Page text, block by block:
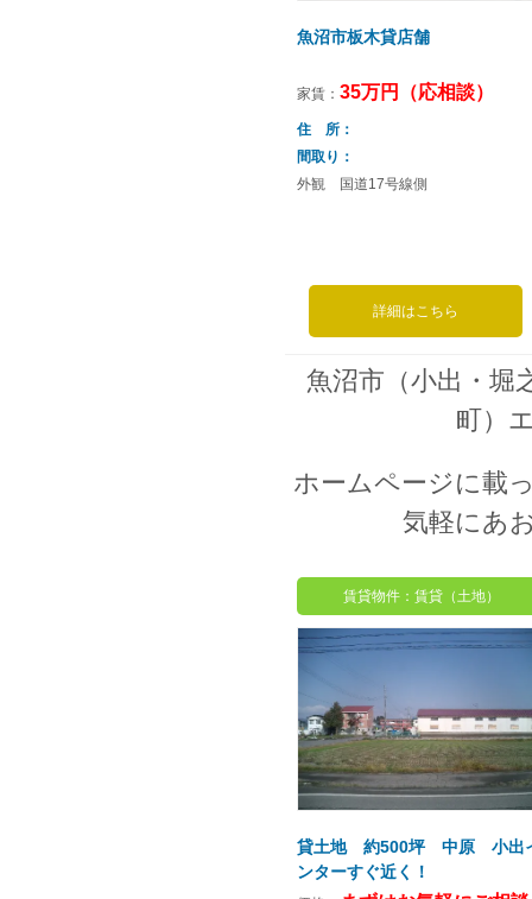
魚沼市板木貸店舗
家賃： 35万円（応相談）
住 所
間取り
外観 国道17号線側
詳細はこちら
魚沼市（小出・堀
町）
ホームページに載
気軽にあ
賃貸物件：賃貸（土地）
貸土地 約500坪 中原 小出
ンターすぐ近く！